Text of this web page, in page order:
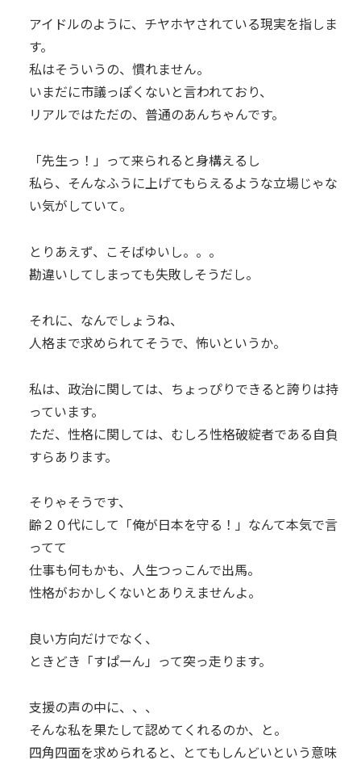
アイドルのように、チヤホヤされている現実を指しま
す。
私はそういうの、慣れません。
いまだに市議っぽくないと言われており、
リアルではただの、普通のあんちゃんです。
「先生っ！」って来られると身構えるし
私ら、そんなふうに上げてもらえるような立場じゃな
い気がしていて。
とりあえず、こそばゆいし。。。
勘違いしてしまっても失敗しそうだし。
それに、なんでしょうね、
人格まで求められてそうで、怖いというか。
私は、政治に関しては、ちょっぴりできると誇りは持
っています。
ただ、性格に関しては、むしろ性格破綻者である自負
すらあります。
そりゃそうです、
齢２０代にして「俺が日本を守る！」なんて本気で言
ってて
仕事も何もかも、人生つっこんで出馬。
性格がおかしくないとありえませんよ。
良い方向だけでなく、
ときどき「すぱーん」って突っ走ります。
支援の声の中に、、、
そんな私を果たして認めてくれるのか、と。
四角四面を求められると、とてもしんどいという意味